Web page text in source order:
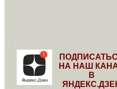
НА НАШ
В